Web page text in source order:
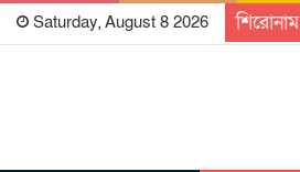
Saturday, August 8 2026 শিরোনাম